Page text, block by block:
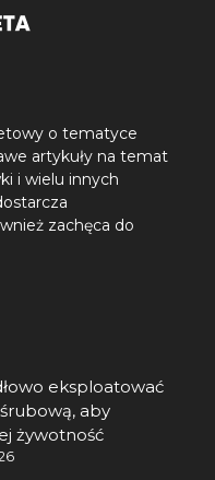
o tematyce
artykuły na temat
i wielu innych
zachęca do
eksploatować
aby
żywotność